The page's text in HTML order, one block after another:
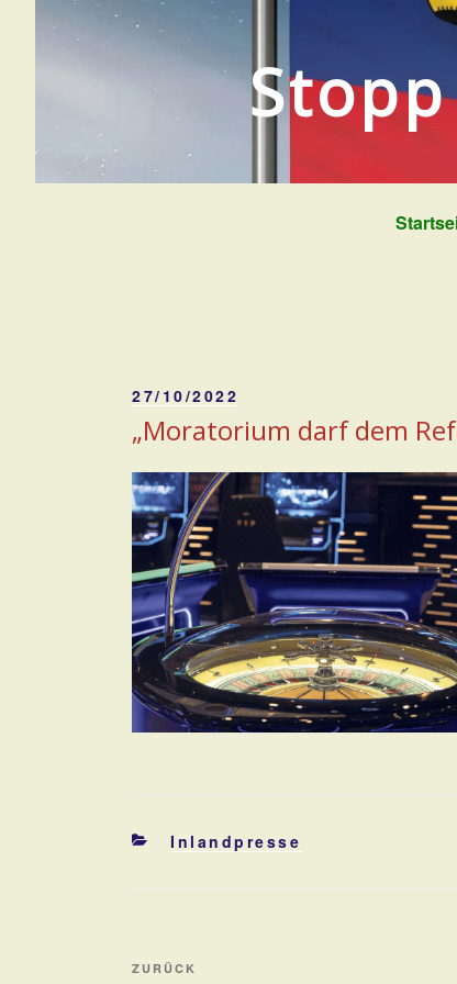
Veröffentlicht
am
27/10/2022
„Moratorium darf dem
Kategorien
Inlandpresse
Beitragsnavigation
Vorheriger
ZURÜCK